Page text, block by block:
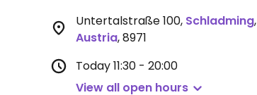
Untertalstraße 100, Schladming,
Austria,8971
Today11:30 - 20:00
View all open hours